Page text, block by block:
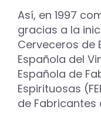
Así, en 1997
gracias a la
Cerveceros de
Española del
Española de
Espirituosas
de Fabricantes